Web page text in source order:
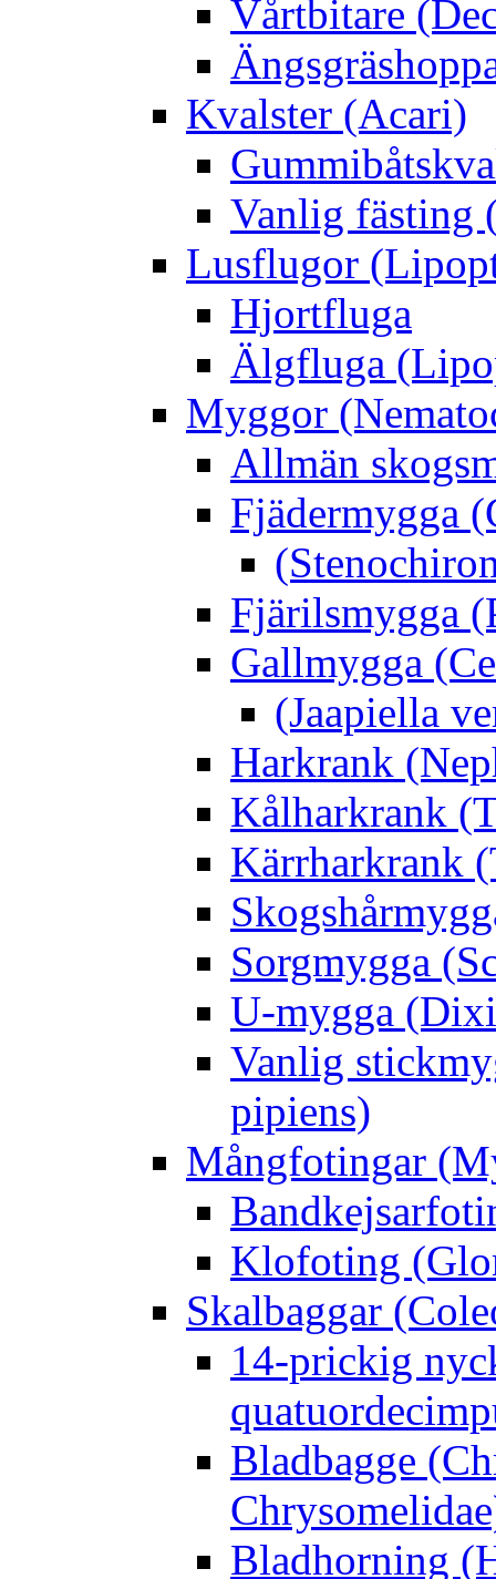
Vårtbitare
Kvalster (Acari)
Vanlig fästing
Lusflugor
Hjortfluga
Älgfluga
Myggor
Allmän
Fjädermygga
Fjärilsmygga
Gallmygga
(Jaapiella
Harkrank
Kålharkrank
Kärrharkrank
Sorgmygga
U-mygga
Vanlig
pipiens)
Mångfotingar
Klofoting
Skalbaggar
14-prickig
Bladbagge
Bladhorning